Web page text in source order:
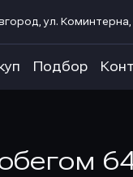
ул. Коминтерна,
Подбор